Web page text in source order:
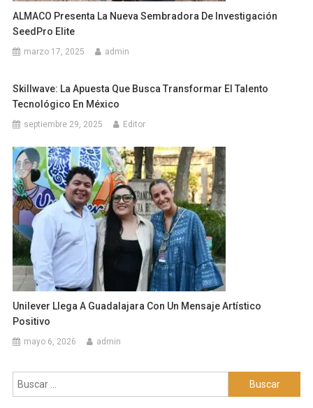
ALMACO Presenta La Nueva Sembradora De Investigación
SeedPro Elite
marzo 17, 2025 admin
Skillwave: La Apuesta Que Busca Transformar El Talento
Tecnológico En México
septiembre 29, 2025 Editor
Unilever Llega A Guadalajara Con Un Mensaje Artístico
Positivo
mayo 6, 2026 admin
Buscar: